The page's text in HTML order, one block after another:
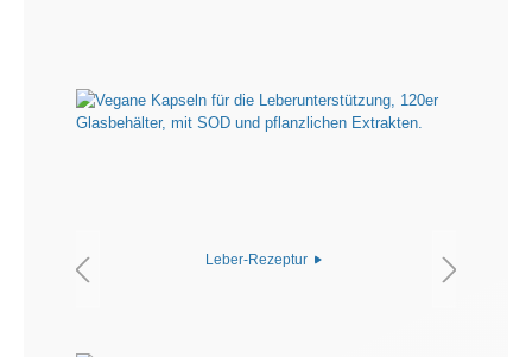
Leber-Rezeptur